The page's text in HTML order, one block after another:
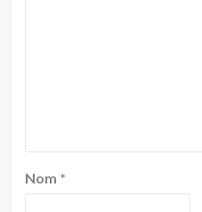
Nom *